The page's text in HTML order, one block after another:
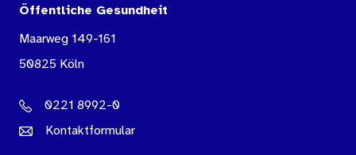
Öffentliche Gesundheit
Maarweg 149-161
50825 Köln
0221 8992-0
Kontaktformular